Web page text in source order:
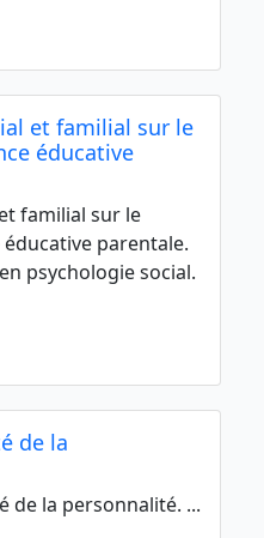
et familial sur le
éducative
familial sur le
parentale.
psychologie social.
de la
de la personnalité. ...